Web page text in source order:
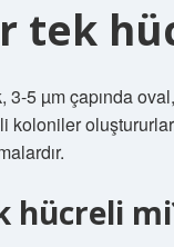
tek
3-5 µm çapında
hücreli